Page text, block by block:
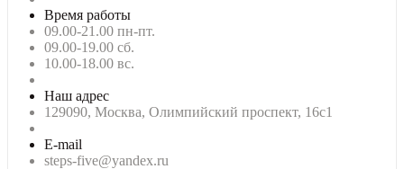
Время работы
09.00-21.00 пн-пт.
09.00-19.00 сб.
10.00-18.00 вс.
Наш адрес
129090, Москва, Олимпийский проспект, 16с1
E-mail
steps-five@yandex.ru